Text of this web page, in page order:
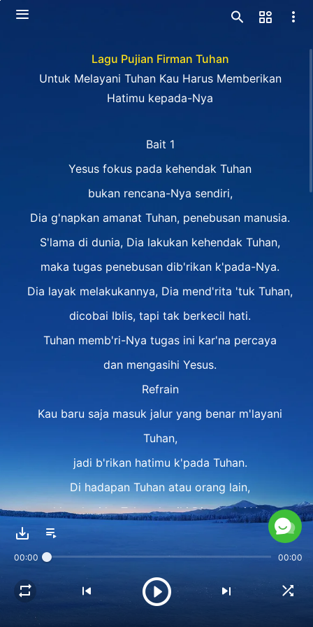
Lagu Pujian Firman Tuhan
Untuk Melayani Tuhan Kau Harus Memberikan
Hatimu kepada-Nya
Bait 1
Yesus fokus pada kehendak Tuhan
bukan rencana-Nya sendiri,
Dia g'napkan amanat Tuhan, penebusan manusia.
S'lama di dunia, Dia lakukan kehendak Tuhan,
maka tugas penebusan dib'rikan k'pada-Nya.
Dia layak melakukannya, Dia mend'rita 'tuk Tuhan,
dicobai Iblis, tapi tak berkecil hati.
Tuhan memb'ri-Nya tugas ini kar'na percaya
dan mengasihi Yesus.
Refrain
Kau baru saja masuk jalur yang benar m'layani
Tuhan,
jadi b'rikan hatimu k'pada Tuhan.
Di hadapan Tuhan atau orang lain,
arahkan hati ke Tuhan, kasihi Dia s'perti Yesus.
Dengan b'gitu, Tuhan 'kan sempurnakanmu,
agar kau jadi hamba yang berkenan di hati-Nya.
Bait 2
Jika kau tak b'rikan hatimu,
00:00 00:00